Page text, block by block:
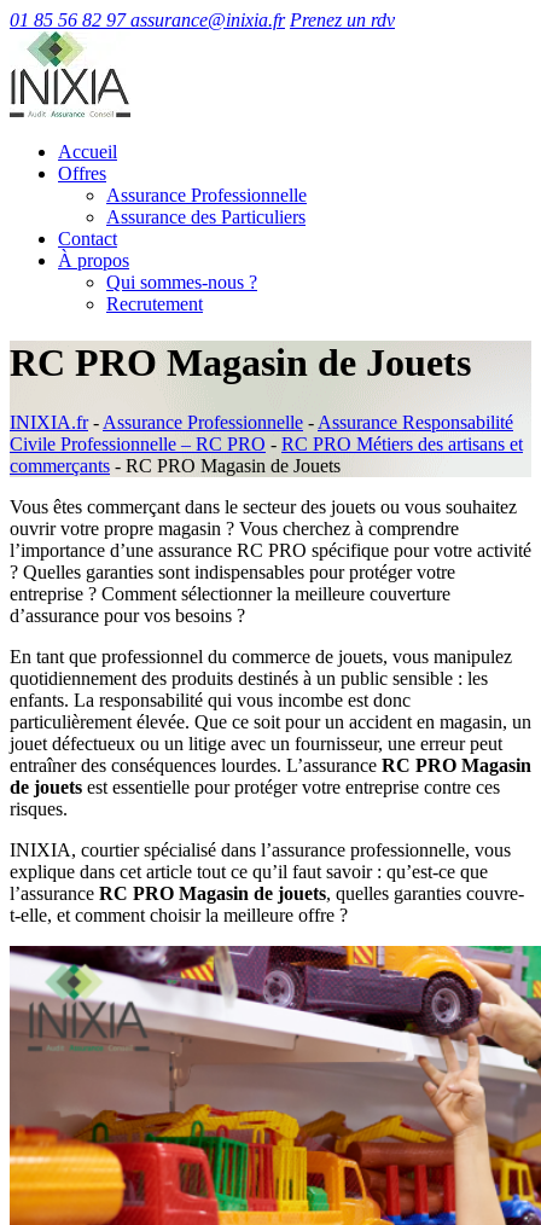
01 85 56 82 97 assurance@inixia.fr Prenez un rdv
Accueil
Offres
Assurance Professionnelle
Assurance des Particuliers
Contact
À propos
Qui sommes-nous ?
Recrutement
RC PRO Magasin de Jouets
INIXIA.fr- Assurance Professionnelle - Assurance Responsabilité
Civile Professionnelle – RC PRO - RC PRO Métiers des artisans et
commerçants - RC PRO Magasin de Jouets
Vous êtes commerçant dans le secteur des jouets ou vous souhaitez
ouvrir votre propre magasin ? Vous cherchez à comprendre
l’importance d’une assurance RC PRO spécifique pour votre activité
? Quelles garanties sont indispensables pour protéger votre
entreprise ? Comment sélectionner la meilleure couverture
d’assurance pour vos besoins ?
En tant que professionnel du commerce de jouets, vous manipulez
quotidiennement des produits destinés à un public sensible : les
enfants. La responsabilité qui vous incombe est donc
particulièrement élevée. Que ce soit pour un accident en magasin, un
jouet défectueux ou un litige avec un fournisseur, une erreur peut
entraîner des conséquences lourdes. L’assurance RC PRO Magasin
de jouets est essentielle pour protéger votre entreprise contre ces
risques.
INIXIA, courtier spécialisé dans l’assurance professionnelle, vous
explique dans cet article tout ce qu’il faut savoir : qu’est-ce que
l’assurance RC PRO Magasin de jouets, quelles garanties couvre-
t-elle, et comment choisir la meilleure offre ?